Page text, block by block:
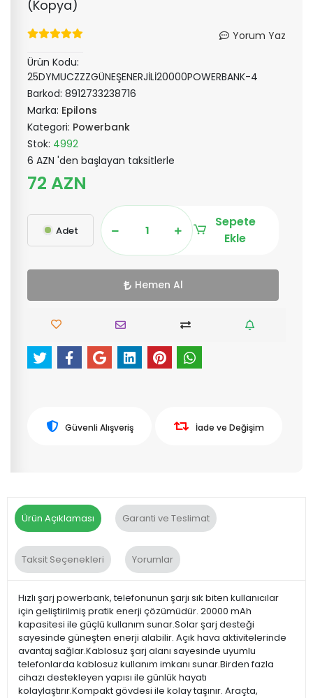
(Kopya)
Yorum Yaz
Ürün Kodu:
25DYMUCZZZGÜNEŞENERJİLİ20000POWERBANK-4
Barkod: 8912733238716
Marka: Epilons
Kategori: Powerbank
Stok: 4992
6 AZN 'den başlayan taksitlerle
72 AZN
Adet
Sepete
Ekle
Hemen Al
Güvenli Alışveriş İade ve Değişim
Ürün Açıklaması Garanti ve Teslimat
Taksit Seçenekleri Yorumlar
Hızlı şarj powerbank, telefonunun şarjı sık biten kullanıcılar
için geliştirilmiş pratik enerji çözümüdür. 20000 mAh
kapasitesi ile güçlü kullanım sunar.Solar şarj desteği
sayesinde güneşten enerji alabilir. Açık hava aktivitelerinde
avantaj sağlar.Kablosuz şarj alanı sayesinde uyumlu
telefonlarda kablosuz kullanım imkanı sunar.Birden fazla
cihazı destekleyen yapısı ile günlük hayatı
kolaylaştırır.Kompakt gövdesi ile kolay taşınır. Araçta,